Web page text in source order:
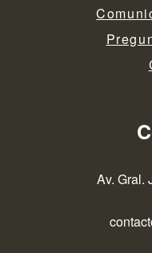
Av. Gral.